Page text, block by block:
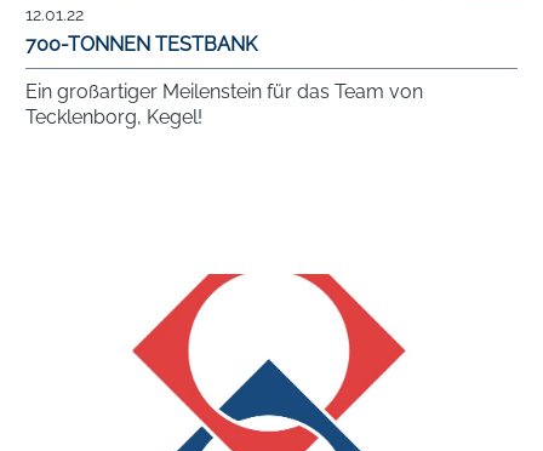
12.01.22
700-TONNEN TESTBANK
Ein großartiger Meilenstein für das Team von
Tecklenborg, Kegel!